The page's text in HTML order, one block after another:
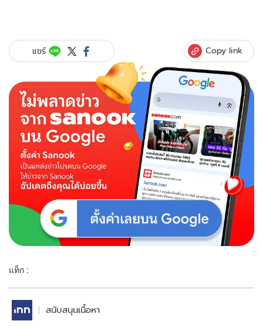
แชร์ Copy link
แท็ก :
สนับสนุนเนื้อหา